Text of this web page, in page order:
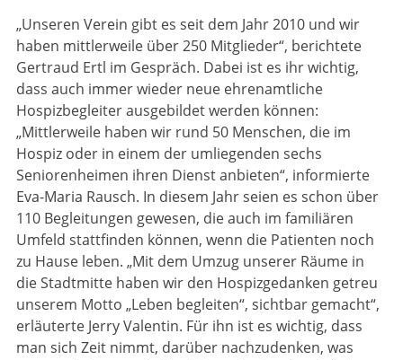
„Unseren Verein gibt es seit dem Jahr 2010 und wir
haben mittlerweile über 250 Mitglieder“, berichtete
Gertraud Ertl im Gespräch. Dabei ist es ihr wichtig,
dass auch immer wieder neue ehrenamtliche
Hospizbegleiter ausgebildet werden können:
„Mittlerweile haben wir rund 50 Menschen, die im
Hospiz oder in einem der umliegenden sechs
Seniorenheimen ihren Dienst anbieten“, informierte
Eva-Maria Rausch. In diesem Jahr seien es schon über
110 Begleitungen gewesen, die auch im familiären
Umfeld stattfinden können, wenn die Patienten noch
zu Hause leben. „Mit dem Umzug unserer Räume in
die Stadtmitte haben wir den Hospizgedanken getreu
unserem Motto „Leben begleiten“, sichtbar gemacht“,
erläuterte Jerry Valentin. Für ihn ist es wichtig, dass
man sich Zeit nimmt, darüber nachzudenken, was